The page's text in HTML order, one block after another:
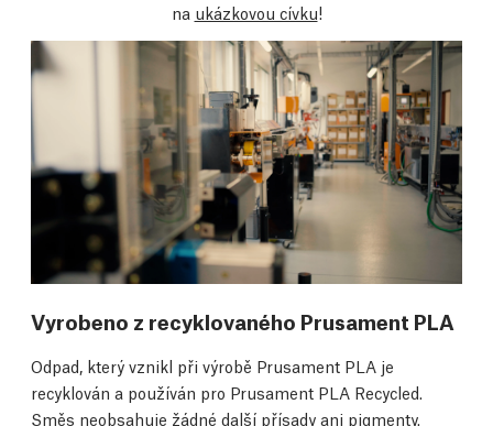
na ukázkovou cívku!
Vyrobeno z recyklovaného Prusament PLA
Odpad, který vznikl při výrobě Prusament PLA je
recyklován a používán pro Prusament PLA Recycled.
Směs neobsahuje žádné další přísady ani pigmenty.